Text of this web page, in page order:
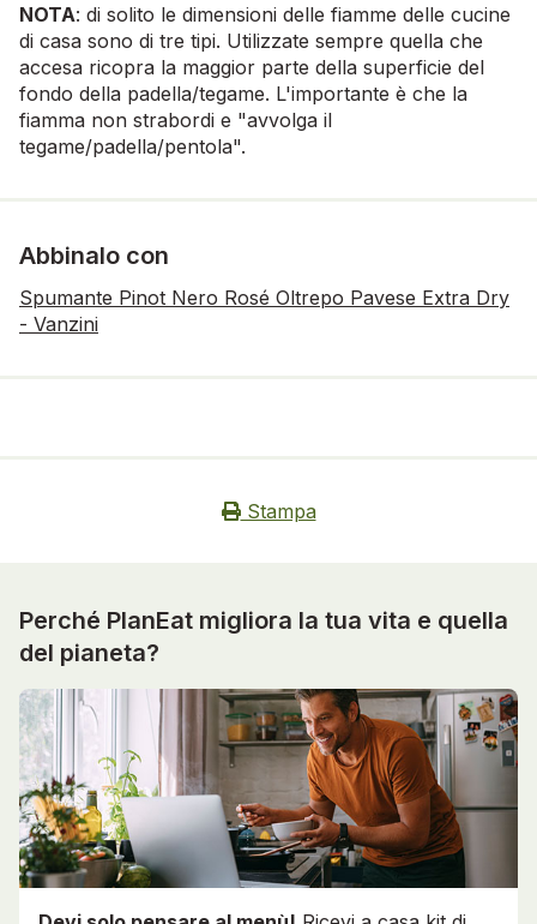
NOTA: di solito le dimensioni delle fiamme delle cucine
di casa sono di tre tipi. Utilizzate sempre quella che
accesa ricopra la maggior parte della superficie del
fondo della padella/tegame. L'importante è che la
fiamma non strabordi e "avvolga il
tegame/padella/pentola".
Abbinalo con
Spumante Pinot Nero Rosé Oltrepo Pavese Extra Dry
- Vanzini
Stampa
Perché PlanEat migliora la tua vita e quella
del pianeta?